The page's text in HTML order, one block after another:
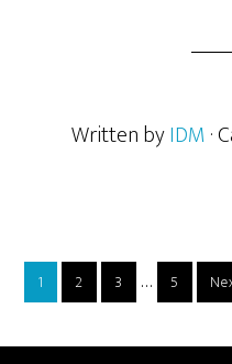
Written byIDM ·
Go
to
1
Go
to
2
Go
to
3
Interim
pages
omitted
…
Go
to
5
Go
to